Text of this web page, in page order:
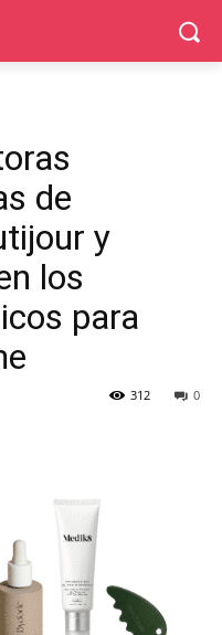
de
y
los
para
0
312